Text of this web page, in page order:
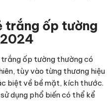
trắng ốp tường
trắng ốp tường thường có
tùy vào từng thương hiệu
biệt về bề mặt, kích thước.
dụng phổ biến có thể kể